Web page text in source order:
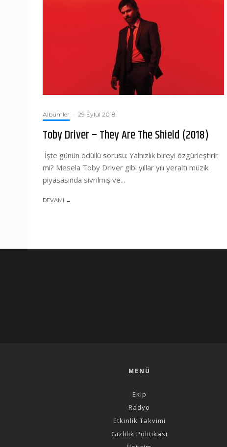
Albümler · 29 Eylül 2018
Toby Driver – They Are The Shield (2018)
İşte günün ödüllü sorusu: Yalnızlık bireyi özgürleştirir
mi? Mesela Toby Driver gibi yıllar yılı yeraltı müzik
piyasasında sivrilmiş ve...
DEVAMI →
MENÜ
Ekip
Radyo
Etkinlik Takvimi
Gizlilik Politikası